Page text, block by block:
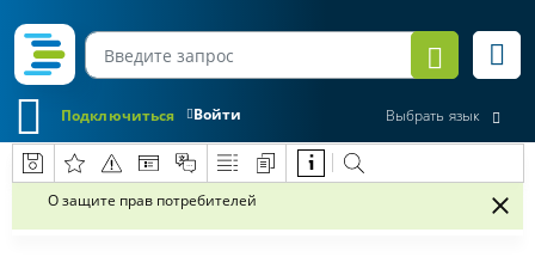
Войти
Подключиться Выбрать язык
О защите прав потребителей